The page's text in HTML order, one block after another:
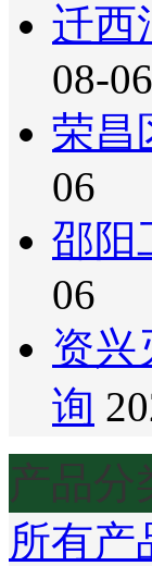
迁西
08-06
荣昌
06
邵阳
06
资兴
询
产品分
所有产